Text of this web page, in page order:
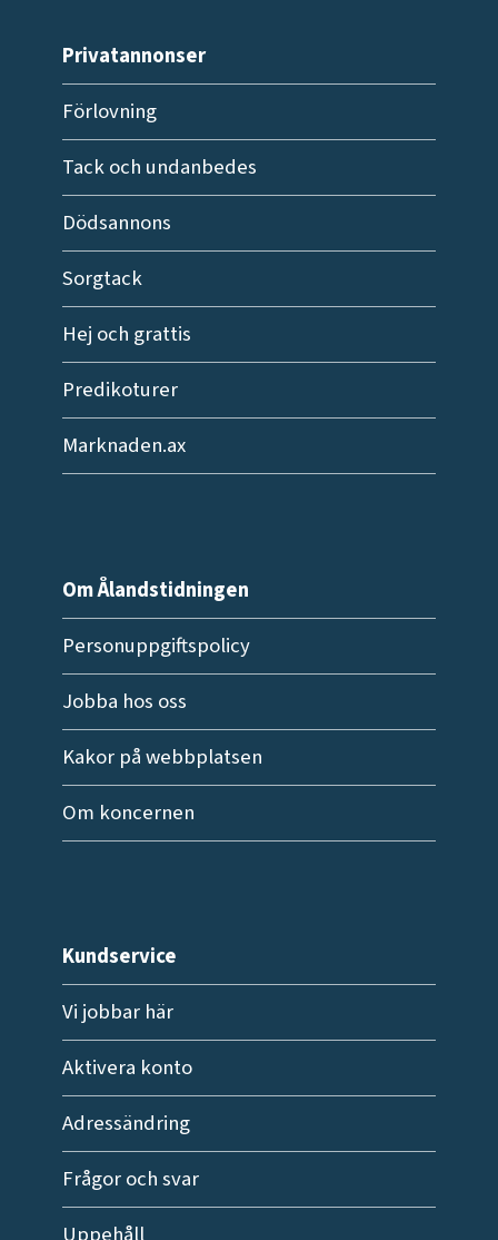
Privatannonser
Förlovning
Tack och undanbedes
Dödsannons
Sorgtack
Hej och grattis
Predikoturer
Marknaden.ax
Om Ålandstidningen
Personuppgiftspolicy
Jobba hos oss
Kakor på webbplatsen
Om koncernen
Kundservice
Vi jobbar här
Aktivera konto
Adressändring
Frågor och svar